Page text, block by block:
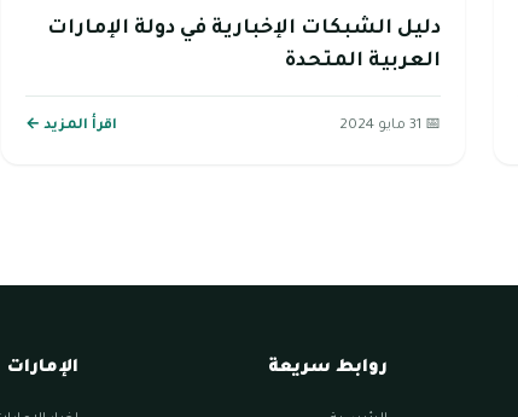
دليل الشبكات الإخبارية في دولة الإمارات
العربية المتحدة
📅 31 مايو 2024 اقرأ المزيد ←
روابط سريعة الإمارات